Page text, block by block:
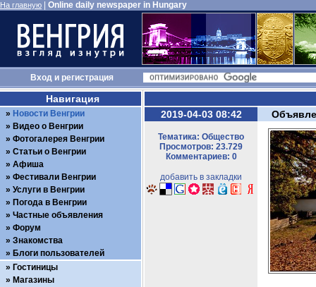
На главную Online daily newspaper in Hungary
Входи регистрация
2019-04-03 08:42
Тематика: Общество
Просмотров: 23.729
Комментариев: 0
добавить в закладки
Навигация
Новости Венгрии
Видео о Венгрии
Фотогалерея Венгрии
Статьи о Венгрии
Афиша
Фестивали Венгрии
Услуги в Венгрии
Погода в Венгрии
Частные объявления
Форум
Знакомства
Блоги пользователей
Гостиницы
Магазины